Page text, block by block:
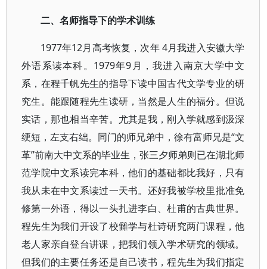
二、名师指导下的学术训练
1977年12月高考恢复，次年 4月我进入安徽大学
外语系读本科。1979年9月，我进入南京大学中文
系，在程千帆先生的指导下读中国古代文学专业的研
究生。能跟随程先生读研，当然是人生的福分。但说
实话，那也相当辛苦。尤其是我，刚入学就感到汲深
绠短，左支右绌。同门的师兄弟中，徐有富师兄是“文
革”前南大中文系的毕业生，张三夕师弟则已在湖北师
范学院中文系读完本科，他们的基础都比我好，只有
我从未在中文系读过一天书。还好我被学校里批准免
修第一外语，得以一头扎进李白、杜甫的古典世界。
程先生为我们开设了校雠学与杜诗研究两门课程，他
老人家亲自登台讲课，把我们领入学术研究的领域。
但我们的主要任务还是自己读书，程先生为我们指定